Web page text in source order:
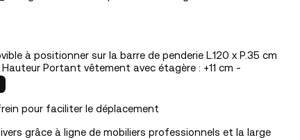
à positionner sur la barre de penderie L.120 x P.35 cm
Portant vêtement avec étagère : +11 cm -
pour faciliter le déplacement
grâce à ligne de mobiliers professionnels et la large